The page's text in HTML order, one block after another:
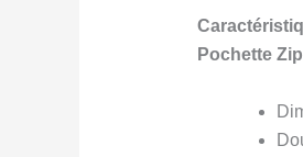
Pochette